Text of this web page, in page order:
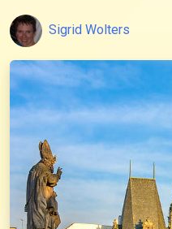
Sigrid Wolters